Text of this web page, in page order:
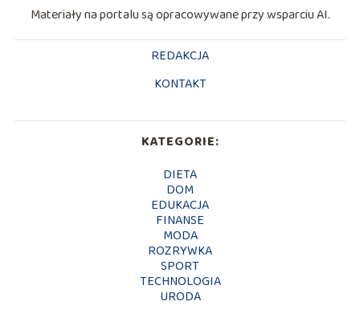
Materiały na portalu są opracowywane przy wsparciu AI.
REDAKCJA
KONTAKT
KATEGORIE:
DIETA
DOM
EDUKACJA
FINANSE
MODA
ROZRYWKA
SPORT
TECHNOLOGIA
URODA